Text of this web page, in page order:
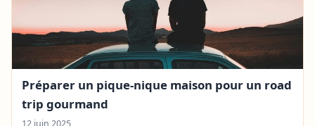
Préparer un pique-nique maison pour un road
trip gourmand
12 juin 2025